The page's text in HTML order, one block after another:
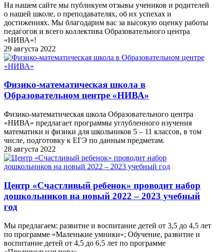
На нашем сайте мы публикуем отзывы учеников и родителей
о нашей школе, о преподавателях, об их успехах и
достижениях. Мы благодарим вас за высокую оценку работы
педагогов и всего коллектива Образовательного центра
«НИВА»!
29 августа 2022
Физико-математическая школа в
Образовательном центре «НИВА»
Физико-математическая школа Образовательного центра
«НИВА» предлагает программы углубленного изучения
математики и физики для школьников 5 – 11 классов, в том
числе, подготовку к ЕГЭ по данным предметам.
28 августа 2022
Центр «Счастливый ребенок» проводит набор
дошкольников на новый 2022 – 2023 учебный
год
Мы предлагаем: развитие и воспитание детей от 3,5 до 4,5 лет
по программе «Маленькие умники»; Обучение, развитие и
воспитание детей от 4,5 до 6,5 лет по программе